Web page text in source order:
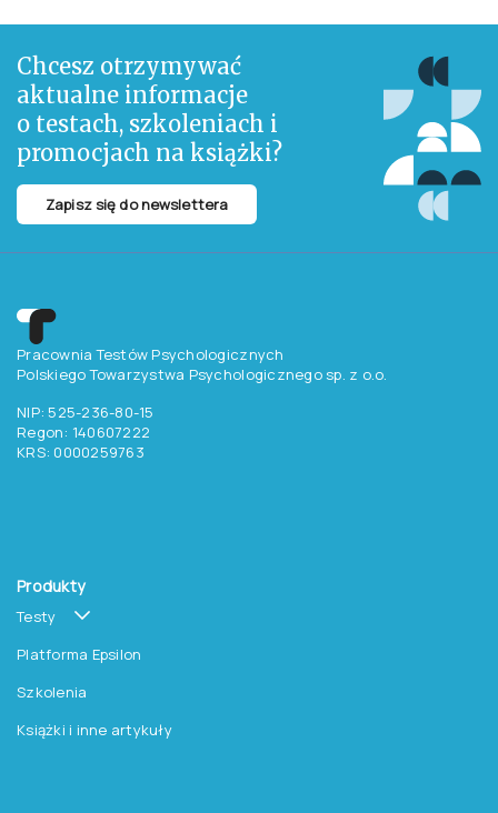
Chcesz otrzymywać
aktualne informacje
o testach, szkoleniach i
promocjach na książki?
Zapisz się do newslettera
Pracownia Testów Psychologicznych
Polskiego Towarzystwa Psychologicznego sp. z o.o.
NIP: 525-236-80-15
Regon: 140607222
KRS: 0000259763
Produkty
Testy
Platforma Epsilon
Szkolenia
Książki i inne artykuły